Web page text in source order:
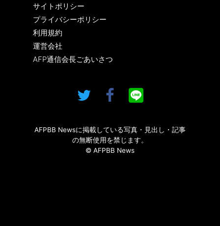
サイトポリシー
プライバシーポリシー
利用規約
運営会社
AFP通信会長ごあいさつ
AFPBB Newsに掲載している写真・見出し・記事
の無断使用を禁じます。
© AFPBB News